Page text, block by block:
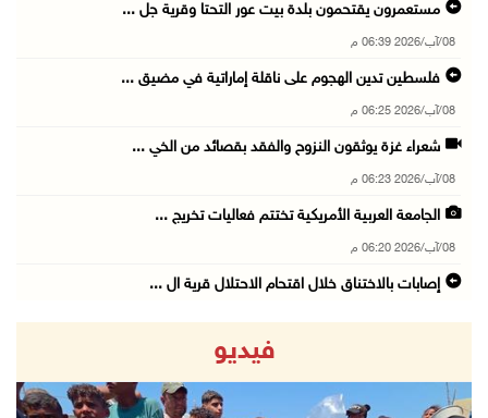
مستعمرون يقتحمون بلدة بيت عور التحتا وقرية جل ...
08/آب/2026 06:39 م
فلسطين تدين الهجوم على ناقلة إماراتية في مضيق ...
08/آب/2026 06:25 م
شعراء غزة يوثقون النزوح والفقد بقصائد من الخي ...
08/آب/2026 06:23 م
الجامعة العربية الأمريكية تختتم فعاليات تخريج ...
08/آب/2026 06:20 م
إصابات بالاختناق خلال اقتحام الاحتلال قرية ال ...
الحايك: نقود جهودا وطنية لحماية المواقع الأثر ...
08/آب/2026 04:50 م
فيديو